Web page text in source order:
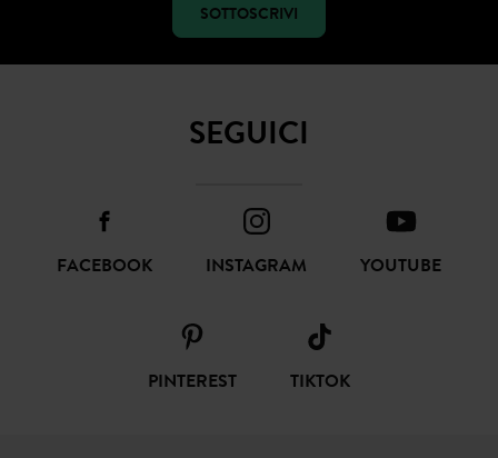
SOTTOSCRIVI
SEGUICI
FACEBOOK INSTAGRAM YOUTUBE
PINTEREST TIKTOK